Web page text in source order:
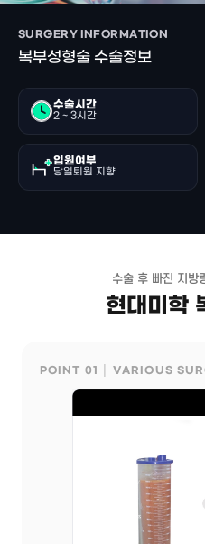
SURGERY INFORMATION
복부성형술 수술정보
수술시간
2 ~ 3시간
입원여부
당일퇴원 지향
수술 후 빠진 지방
현대미학
POINT 01 │ VARIOUS